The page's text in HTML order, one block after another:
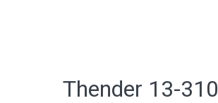
Thender 13-310